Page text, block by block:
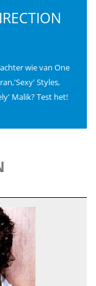
wie van One
Styles,
Malik? Test het!